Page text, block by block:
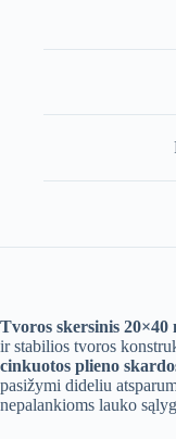
Tvoros skersinis 20×40
ir stabilios tvoros
cinkuotos plieno
pasižymi dideliu
nepalankioms lauko